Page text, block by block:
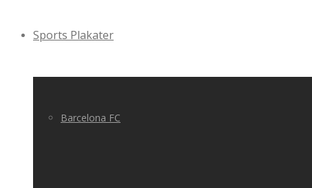
Sports Plakater
Barcelona FC